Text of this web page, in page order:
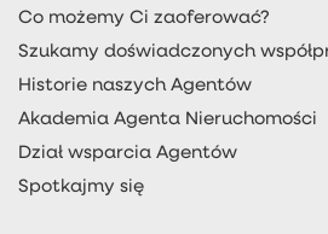
Co możemy Ci zaoferować?
Szukamy doświadczonych
Historie naszych Agentów
Akademia Agenta Nieruchomości
Dział wsparcia Agentów
Spotkajmy się